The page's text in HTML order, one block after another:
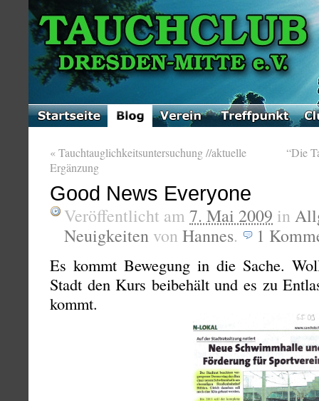
«Tauchtauglichkeitsuntersuchung //aktuelle
Ergänzung
“Die
Good News Everyone
Veröffentlicht am 7. Mai 2009 in
Neuigkeiten von Hannes. 1
Es kommt Bewegung in die Sache.
Stadt den Kurs beibehält und es zu
kommt.